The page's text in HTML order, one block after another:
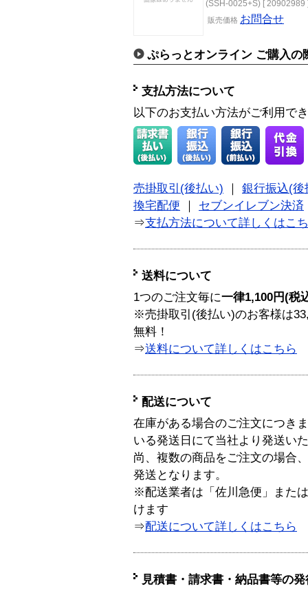
(SSH-0025+S) [ 20902989
販売価格 お問合せ
ぷらっとオンライン ご購入の
支払方法について
以下のお支払い方法がご利用で
売掛取引(後払い)
銀行振込(後
換宅配便
セブンイレブン決済
⇒支払方法について詳しくはこ
送料について
1つのご注文毎に一律1,100円(税
※売掛取引(後払い)のお客様は
無料！
⇒送料について詳しくはこちら
配送について
在庫がある場合のご注文につき
いる発送日にて当社より発送い
尚、複数の商品をご注文の場合
発送となります。
※配送業者は「佐川急便」また
けます
⇒配送について詳しくはこちら
見積書・請求書・納品書等の